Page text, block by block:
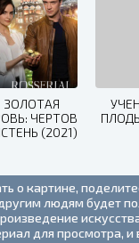
ЗОЛОТАЯ
ЧЕРТОВ
(2021)
о картине,
людям будет
для просмотра,